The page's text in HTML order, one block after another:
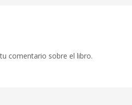
comentario sobre el libro.